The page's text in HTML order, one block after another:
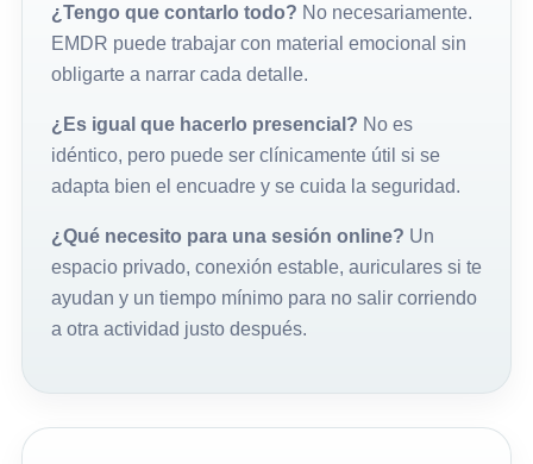
¿Tengo que contarlo todo? No necesariamente.
EMDR puede trabajar con material emocional sin
obligarte a narrar cada detalle.
¿Es igual que hacerlo presencial? No es
idéntico, pero puede ser clínicamente útil si se
adapta bien el encuadre y se cuida la seguridad.
¿Qué necesito para una sesión online? Un
espacio privado, conexión estable, auriculares si te
ayudan y un tiempo mínimo para no salir corriendo
a otra actividad justo después.